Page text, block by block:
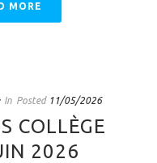
MORE
In Posted 11/05/2026
COLLÈGE
2026